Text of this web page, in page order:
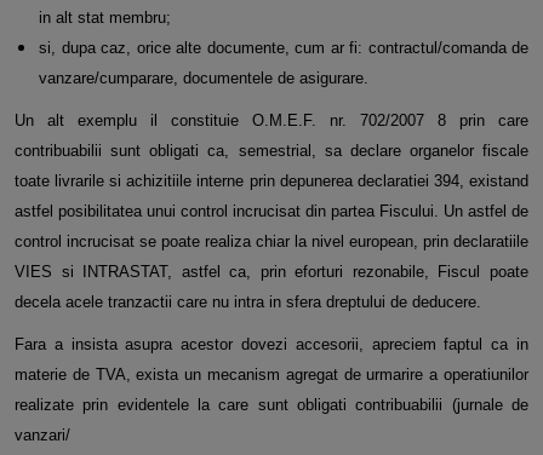
in alt stat membru;
si, dupa caz, orice alte documente, cum ar fi: contractul/comanda de
vanzare/cumparare, documentele de asigurare.
Un alt exemplu il constituie O.M.E.F. nr. 702/2007 8 prin care
contribuabilii sunt obligati ca, semestrial, sa declare organelor fiscale
toate livrarile si achizitiile interne prin depunerea declaratiei 394, existand
astfel posibilitatea unui control incrucisat din partea Fiscului. Un astfel de
control incrucisat se poate realiza chiar la nivel european, prin declaratiile
VIES si INTRASTAT, astfel ca, prin eforturi rezonabile, Fiscul poate
decela acele tranzactii care nu intra in sfera dreptului de deducere.
Fara a insista asupra acestor dovezi accesorii, apreciem faptul ca in
materie de TVA, exista un mecanism agregat de urmarire a operatiunilor
realizate prin evidentele la care sunt obligati contribuabilii (jurnale de
vanzari/